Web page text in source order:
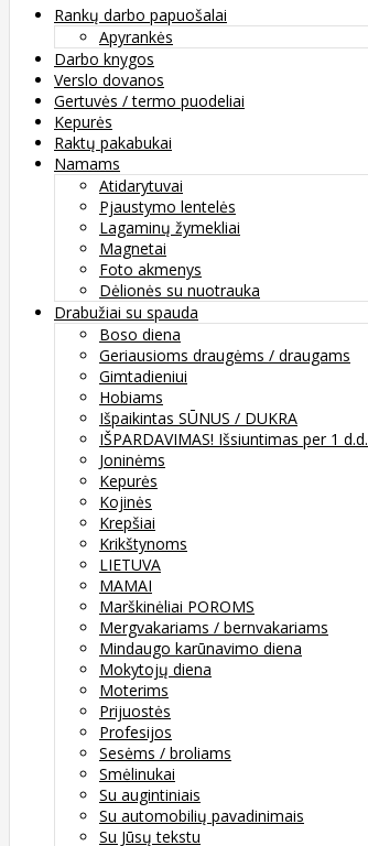
Rankų darbo papuošalai
Apyrankės
Darbo knygos
Verslo dovanos
Gertuvės / termo puodeliai
Kepurės
Raktų pakabukai
Namams
Atidarytuvai
Pjaustymo lentelės
Lagaminų žymekliai
Magnetai
Foto akmenys
Dėlionės su nuotrauka
Drabužiai su spauda
Boso diena
Geriausioms draugėms / draugams
Gimtadieniui
Hobiams
Išpaikintas SŪNUS / DUKRA
IŠPARDAVIMAS! Išsiuntimas per 1 d.d.
Joninėms
Kepurės
Kojinės
Krepšiai
Krikštynoms
LIETUVA
MAMAI
Marškinėliai POROMS
Mergvakariams / bernvakariams
Mindaugo karūnavimo diena
Mokytojų diena
Moterims
Prijuostės
Profesijos
Sesėms / broliams
Smėlinukai
Su augintiniais
Su automobilių pavadinimais
Su Jūsų tekstu